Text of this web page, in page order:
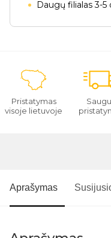
Daugų filialas 3-5
Pristatymas
visoje lietuvoje
Aprašymas